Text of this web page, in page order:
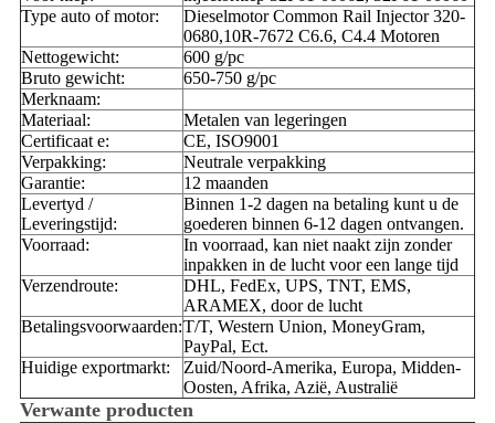
Type auto of motor:
Dieselmotor Common Rail Injector 320-
0680,10R-7672 C6.6, C4.4 Motoren
Nettogewicht:
600 g/pc
Bruto gewicht:
650-750 g/pc
Merknaam:
Materiaal:
Metalen van legeringen
Certificaat e:
CE, ISO9001
Verpakking:
Neutrale verpakking
Garantie:
12 maanden
Levertyd /
Leveringstijd:
Binnen 1-2 dagen na betaling kunt u de
goederen binnen 6-12 dagen ontvangen.
Voorraad:
In voorraad, kan niet naakt zijn zonder
inpakken in de lucht voor een lange tijd
Verzendroute:
DHL, FedEx, UPS, TNT, EMS,
ARAMEX, door de lucht
Betalingsvoorwaarden:T/T, Western Union, MoneyGram,
PayPal, Ect.
Huidige exportmarkt:
Zuid/Noord-Amerika, Europa, Midden-
Oosten, Afrika, Azië, Australië
Verwante producten